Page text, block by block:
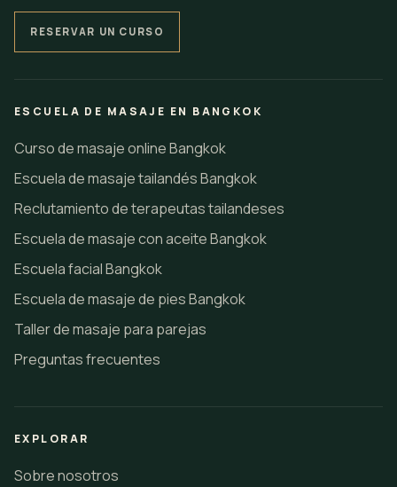
RESERVAR UN CURSO
ESCUELA DE MASAJE EN BANGKOK
Curso de masaje online Bangkok
Escuela de masaje tailandés Bangkok
Reclutamiento de terapeutas tailandeses
Escuela de masaje con aceite Bangkok
Escuela facial Bangkok
Escuela de masaje de pies Bangkok
Taller de masaje para parejas
Preguntas frecuentes
EXPLORAR
Sobre nosotros